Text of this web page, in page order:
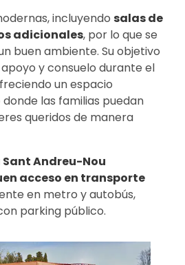
incluyendo salas de
adicionales, por lo que se
buen ambiente. Su objetivo
y consuelo durante el
un espacio
donde las familias puedan
queridos de manera
Andreu-Nou
acceso en transporte
en metro y autobús,
parking público.